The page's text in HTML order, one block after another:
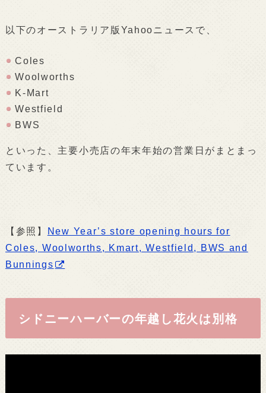
以下のオーストラリア版Yahooニュースで、
Coles
Woolworths
K-Mart
Westfield
BWS
といった、主要小売店の年末年始の営業日がまとまっ
ています。
【参照】 New Year’s store opening hours for
Coles, Woolworths, Kmart, Westfield, BWS and
Bunnings
シドニーハーバーの年越し花火は別格